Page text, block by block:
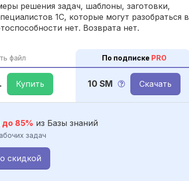
решения задач, шаблоны, заготовки,
1С, которые могут разобраться в
нет. Возврата нет.
файл По подписке PRO
Купить 10 SM Скачать
до 85% из Базы знаний
задач
скидкой